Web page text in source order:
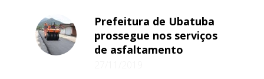
Prefeitura de Ubatuba
prossegue nos serviços
de asfaltamento